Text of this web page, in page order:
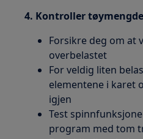
4. Kontroller
Forsikre deg om at
overbelastet
For veldig liten
elementene i karet
igjen
Test
program med tom